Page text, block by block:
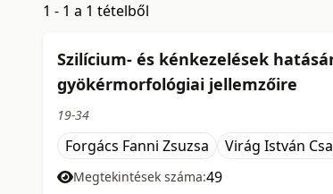
1 - 1 a 1 tételből
Szilícium- és kénkezelések
gyökérmorfológiai jellemzőire
19-34
Forgács Fanni Zsuzsa Virág István
Megtekintések száma:49